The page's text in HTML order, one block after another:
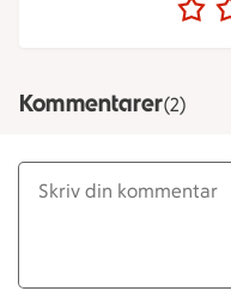
Kommentarer(2)